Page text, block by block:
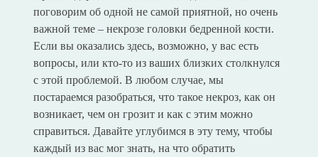
поговорим об одной не самой приятной, но очень
важной теме – некрозе головки бедренной кости.
Если вы оказались здесь, возможно, у вас есть
вопросы, или кто-то из ваших близких столкнулся
с этой проблемой. В любом случае, мы
постараемся разобраться, что такое некроз, как он
возникает, чем он грозит и как с этим можно
справиться. Давайте углубимся в эту тему, чтобы
каждый из вас мог знать, на что обратить